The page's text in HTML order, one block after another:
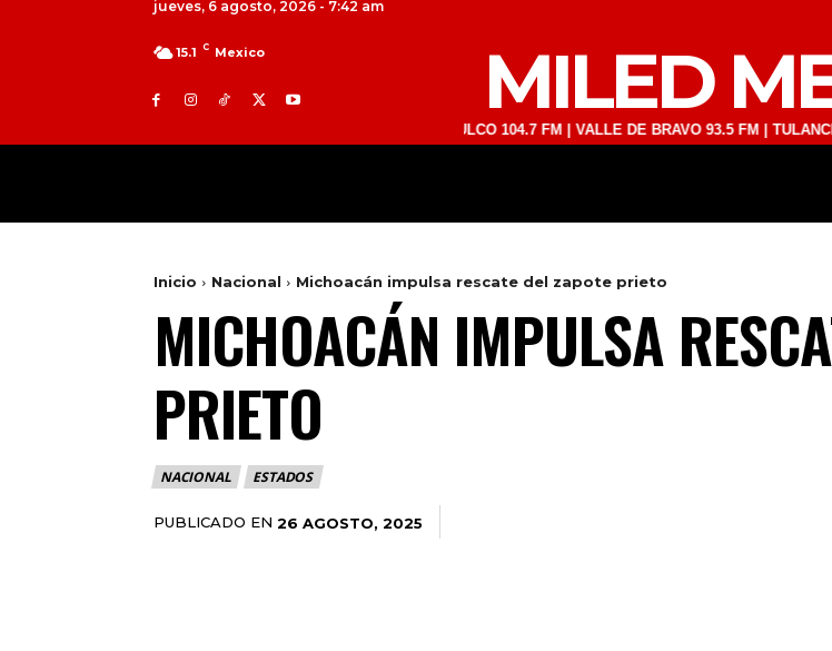
jueves, 6 agosto, 2026 - 7:42 am
15.1 C Mexico MILED
TOLUCA 98.9 FM | ATLACOMULCO 104.7 FM | VALLE DE BRAVO 93.5 FM |
Inicio Nacional Michoacán impulsa rescate del zapote prieto
MICHOACÁN IMPULSA
PRIETO
NACIONAL ESTADOS
PUBLICADO EN 26 AGOSTO, 2025